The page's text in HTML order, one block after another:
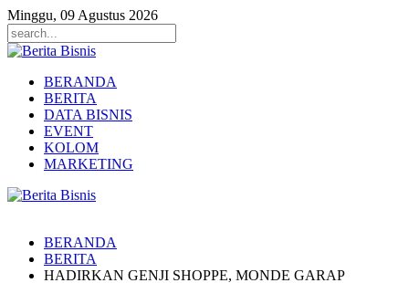
Minggu, 09 Agustus 2026
BERANDA
BERITA
DATA BISNIS
EVENT
KOLOM
MARKETING
BERANDA
BERITA
HADIRKAN GENJI SHOPPE, MONDE GARAP